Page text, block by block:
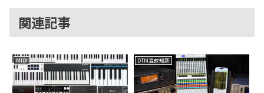
関連記事
MIDI DTM温故知新